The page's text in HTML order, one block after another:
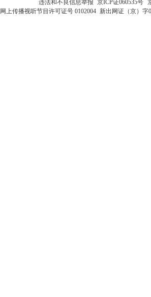
违法和不良信息举报 京ICP证060535号
网上传播视听节目许可证号 0102004 新出网证（京）